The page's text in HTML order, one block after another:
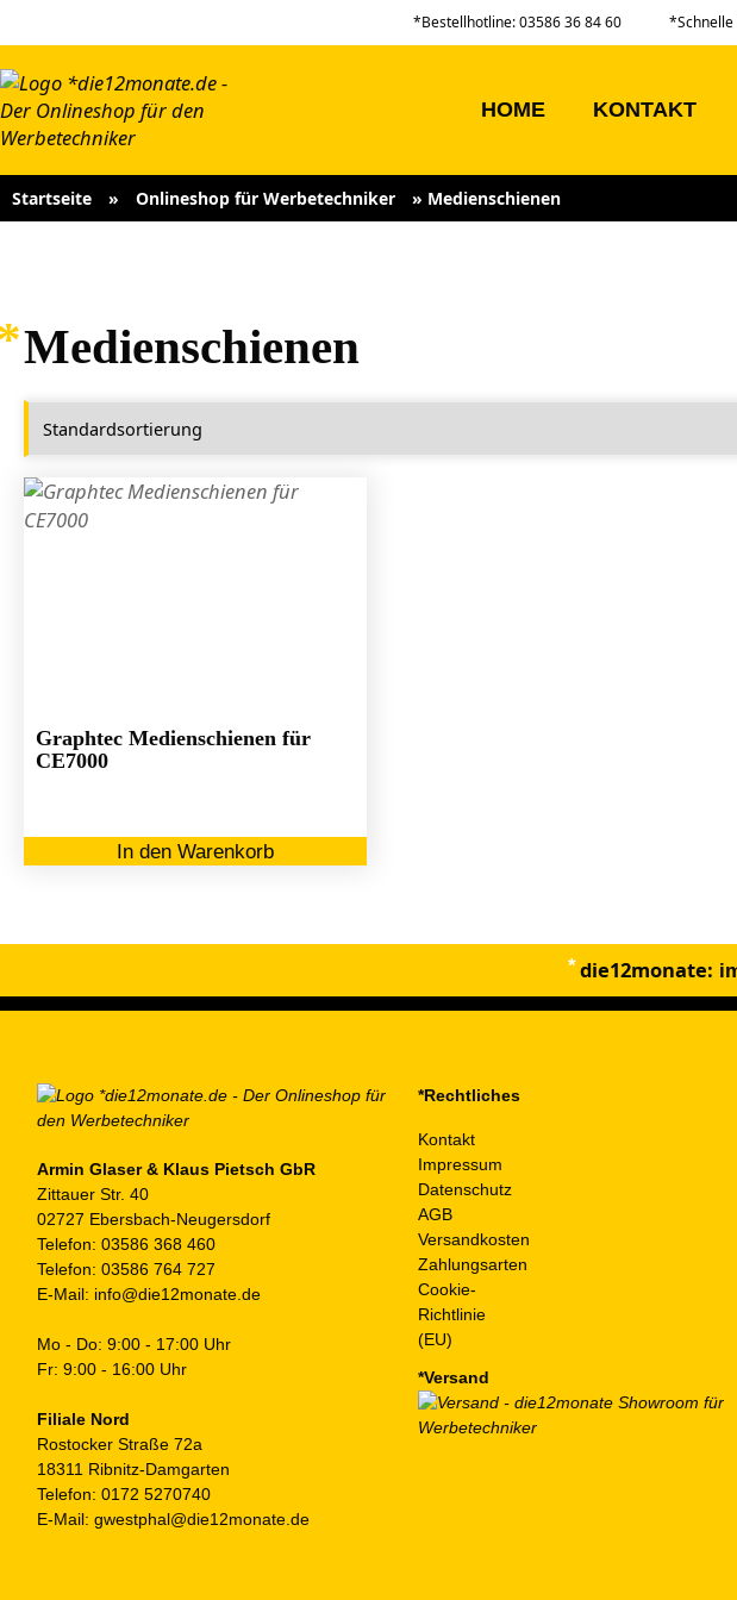
*Bestellhotline: 03586 36 84 60 *Schnelle
HOME KONTAKT
Startseite » Onlineshop für Werbetechniker » Medienschienen
Medienschienen
Graphtec Medienschienen für
CE7000
In den Warenkorb
die12monate:
Armin Glaser & Klaus Pietsch GbR
Zittauer Str. 40
02727 Ebersbach-Neugersdorf
Telefon: 03586 368 460
Telefon: 03586 764 727
E-Mail: info@die12monate.de
Mo - Do: 9:00 - 17:00 Uhr
Fr: 9:00 - 16:00 Uhr
Filiale Nord
Rostocker Straße 72a
18311 Ribnitz-Damgarten
Telefon: 0172 5270740
E-Mail: gwestphal@die12monate.de
*Rechtliches
Kontakt
Impressum
Datenschutz
AGB
Versandkosten
Zahlungsarten
Cookie-
Richtlinie
(EU)
*Versand